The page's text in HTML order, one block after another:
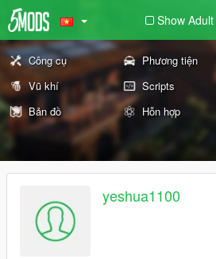
Show Adult
Công cụ Phương tiện
Vũ khí
Scripts
Bản đồ
Hỗn hợp
yeshua1100